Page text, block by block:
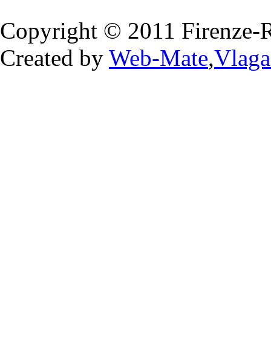
Copyright © 2011 Firenze-
Created by Web-Mate,